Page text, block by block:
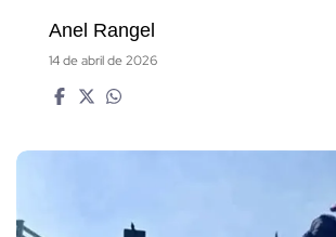
Anel Rangel
14 de abril de 2026